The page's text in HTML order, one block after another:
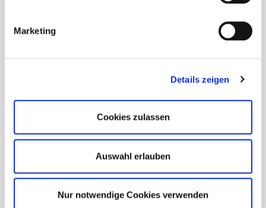
Marketing
Details zeigen
Cookies zulassen
Auswahl erlauben
Nur notwendige Cookies verwenden
Lesen! – Aktuelles aus der Buchbranche von
Deutscher Sachbuchpreis
Newsletter der IG Digital
NRW: Aktuelle Themen und Veranstaltungen
der Regionalgeschäftsstelle NRW